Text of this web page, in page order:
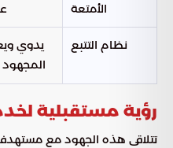
الأمتعة
نظام التتبع
يدوي
رؤية مستقبلية
تتلاقى هذه الجهود مع